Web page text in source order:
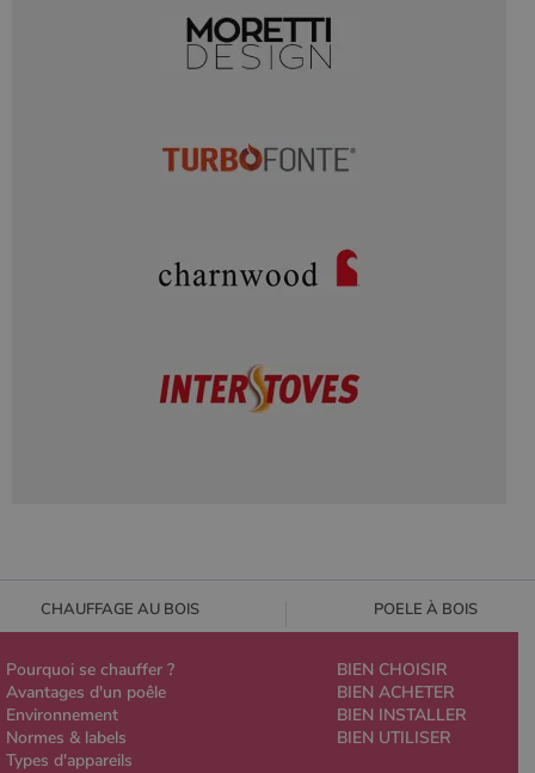
CHAUFFAGE AU BOIS POELE À BOIS
Pourquoi se chauffer ?
Avantages d'un poêle
Environnement
Normes & labels
Types d'appareils
BIEN CHOISIR
BIEN ACHETER
BIEN INSTALLER
BIEN UTILISER